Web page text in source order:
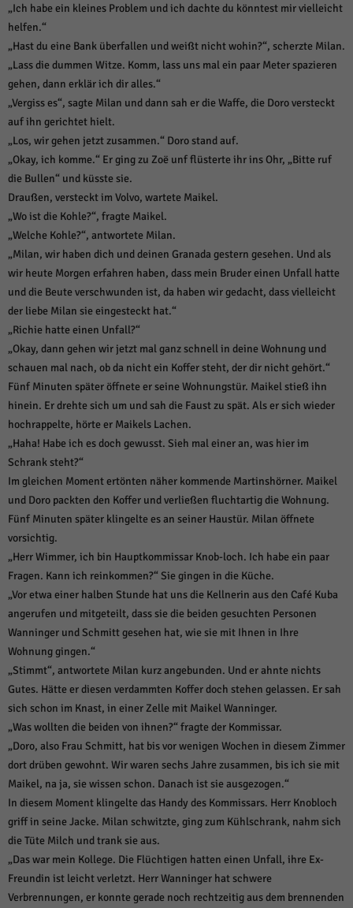
„Ich habe ein kleines Problem und ich dachte du könntest mir vielleicht
helfen.“
„Hast du eine Bank überfallen und weißt nicht wohin?“, scherzte Milan.
„Lass die dummen Witze. Komm, lass uns mal ein paar Meter spazieren
gehen, dann erklär ich dir alles.“
„Vergiss es“, sagte Milan und dann sah er die Waffe, die Doro versteckt
auf ihn gerichtet hielt.
„Los, wir gehen jetzt zusammen.“ Doro stand auf.
„Okay, ich komme.“ Er ging zu Zoë unf flüsterte ihr ins Ohr, „Bitte ruf
die Bullen“ und küsste sie.
Draußen, versteckt im Volvo, wartete Maikel.
„Wo ist die Kohle?“, fragte Maikel.
„Welche Kohle?“, antwortete Milan.
„Milan, wir haben dich und deinen Granada gestern gesehen. Und als
wir heute Morgen erfahren haben, dass mein Bruder einen Unfall hatte
und die Beute verschwunden ist, da haben wir gedacht, dass vielleicht
der liebe Milan sie eingesteckt hat.“
„Richie hatte einen Unfall?“
„Okay, dann gehen wir jetzt mal ganz schnell in deine Wohnung und
schauen mal nach, ob da nicht ein Koffer steht, der dir nicht gehört.“
Fünf Minuten später öffnete er seine Wohnungstür. Maikel stieß ihn
hinein. Er drehte sich um und sah die Faust zu spät. Als er sich wieder
hochrappelte, hörte er Maikels Lachen.
„Haha! Habe ich es doch gewusst. Sieh mal einer an, was hier im
Schrank steht?“
Im gleichen Moment ertönten näher kommende Martinshörner. Maikel
und Doro packten den Koffer und verließen fluchtartig die Wohnung.
Fünf Minuten später klingelte es an seiner Haustür. Milan öffnete
vorsichtig.
„Herr Wimmer, ich bin Hauptkommissar Knob-loch. Ich habe ein paar
Fragen. Kann ich reinkommen?“ Sie gingen in die Küche.
„Vor etwa einer halben Stunde hat uns die Kellnerin aus den Café Kuba
angerufen und mitgeteilt, dass sie die beiden gesuchten Personen
Wanninger und Schmitt gesehen hat, wie sie mit Ihnen in Ihre
Wohnung gingen.“
„Stimmt“, antwortete Milan kurz angebunden. Und er ahnte nichts
Gutes. Hätte er diesen verdammten Koffer doch stehen gelassen. Er sah
sich schon im Knast, in einer Zelle mit Maikel Wanninger.
„Was wollten die beiden von ihnen?“ fragte der Kommissar.
„Doro, also Frau Schmitt, hat bis vor wenigen Wochen in diesem Zimmer
dort drüben gewohnt. Wir waren sechs Jahre zusammen, bis ich sie mit
Maikel, na ja, sie wissen schon. Danach ist sie ausgezogen.“
In diesem Moment klingelte das Handy des Kommissars. Herr Knobloch
griff in seine Jacke. Milan schwitzte, ging zum Kühlschrank, nahm sich
die Tüte Milch und trank sie aus.
„Das war mein Kollege. Die Flüchtigen hatten einen Unfall, ihre Ex-
Freundin ist leicht verletzt. Herr Wanninger hat schwere
Verbrennungen, er konnte gerade noch rechtzeitig aus dem brennenden